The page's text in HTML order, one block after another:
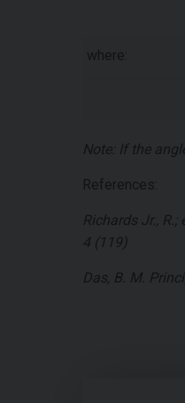
where:
Note: If the
References:
Richards Jr., R.;
4 (119)
Das, B. M.